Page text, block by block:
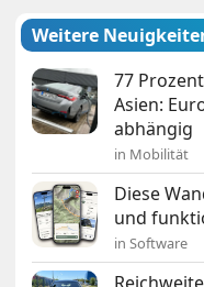
Weitere
77
Asien:
abhängig
in Mobilität
Diese
und
in Software